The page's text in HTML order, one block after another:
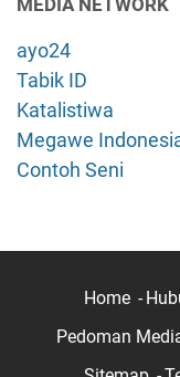
ayo24
Tabik ID
Katalistiwa
Megawe
Contoh Seni
Home
Pedoman